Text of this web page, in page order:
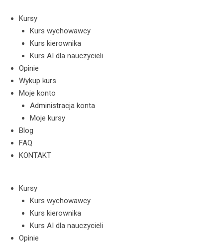
content
Kursy
Kurs wychowawcy
Kurs kierownika
Kurs AI dla nauczycieli
Opinie
Wykup kurs
Moje konto
Administracja konta
Moje kursy
Blog
FAQ
KONTAKT
Kursy
Kurs wychowawcy
Kurs kierownika
Kurs AI dla nauczycieli
Opinie